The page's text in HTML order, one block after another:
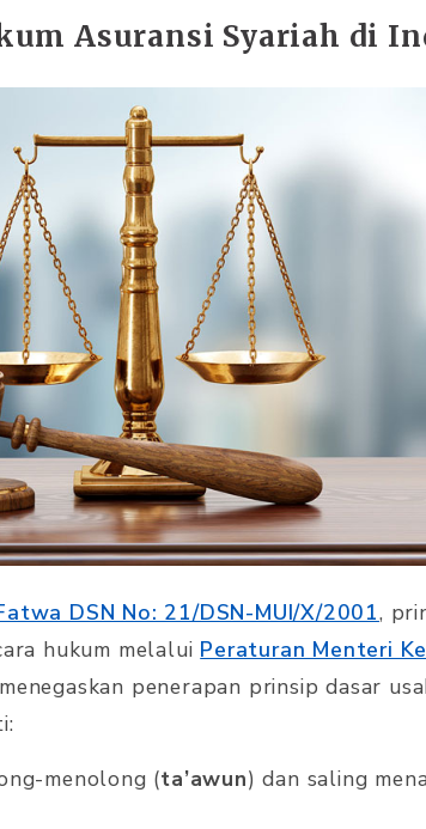
Asuransi Syariah di
DSN No: 21/DSN-MUI/X/2001,
hukum melalui Peraturan Menteri
penerapan prinsip dasar
menolong (ta’awun) dan saling